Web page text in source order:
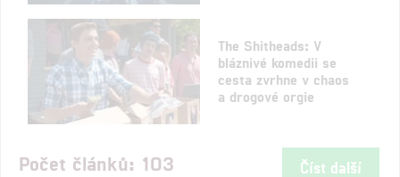
The Shitheads: V
bláznivé komedii se
cesta zvrhne v chaos
a drogové orgie
Počet článků: 103 Číst další